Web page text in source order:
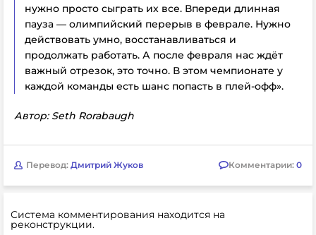
нужно просто сыграть их все. Впереди длинная
пауза — олимпийский перерыв в феврале. Нужно
действовать умно, восстанавливаться и
продолжать работать. А после февраля нас ждёт
важный отрезок, это точно. В этом чемпионате у
каждой команды есть шанс попасть в плей-офф».
Автор: Seth Rorabaugh
Перевод: Дмитрий Жуков Комментарии: 0
Система комментирования находится на
реконструкции.